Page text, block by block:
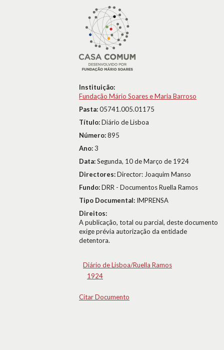
Instituição:
Fundação Mário Soares e Maria Barroso
Pasta:05741.005.01175
Título:Diário de Lisboa
Número:895
Ano:3
Data:Segunda, 10 de Março de 1924
Directores:Director: Joaquim Manso
Fundo:DRR - Documentos Ruella Ramos
Tipo Documental: IMPRENSA
Direitos:
A publicação, total ou parcial, deste documento
exige prévia autorização da entidade
detentora.
Diário de Lisboa/Ruella Ramos
1924
Citar Documento